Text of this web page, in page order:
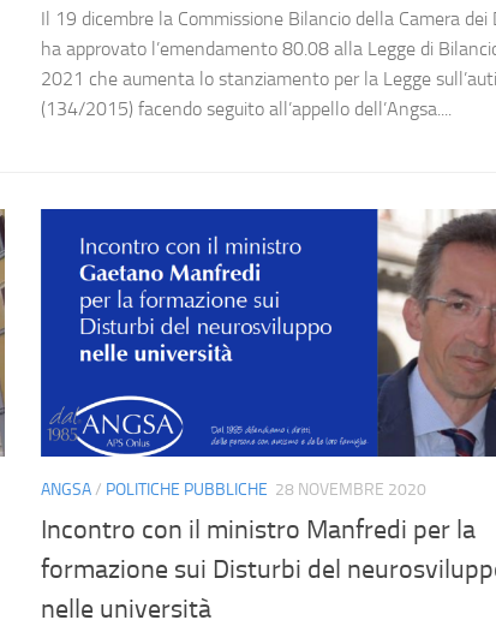
Il 19 dicembre la Commissione Bilancio della Camera dei
ha approvato l’emendamento 80.08 alla Legge di
2021 che aumenta lo stanziamento per la Legge
(134/2015) facendo seguito all’appello dell’Angsa....
ANGSA/ POLITICHE PUBBLICHE 28 NOVEMBRE 2020
Incontro con il ministro Manfredi per la
formazione sui Disturbi del
nelle università